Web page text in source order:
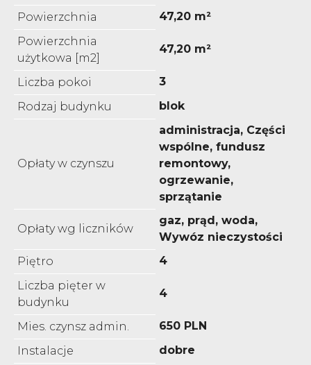
Powierzchnia
47,20 m²
Powierzchnia
użytkowa [m2]
47,20 m²
Liczba pokoi
3
Rodzaj budynku
blok
Opłaty w czynszu
administracja, Części
wspólne, fundusz
remontowy,
ogrzewanie,
sprzątanie
Opłaty wg liczników
gaz, prąd, woda,
Wywóz nieczystości
Piętro
4
Liczba pięter w
budynku
4
Mies. czynsz admin.
650 PLN
Instalacje
dobre